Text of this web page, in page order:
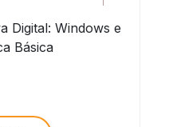
Digital: Windows e
Básica